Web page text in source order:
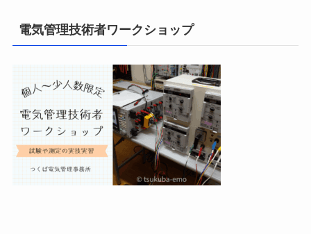
電気管理技術者ワークショップ